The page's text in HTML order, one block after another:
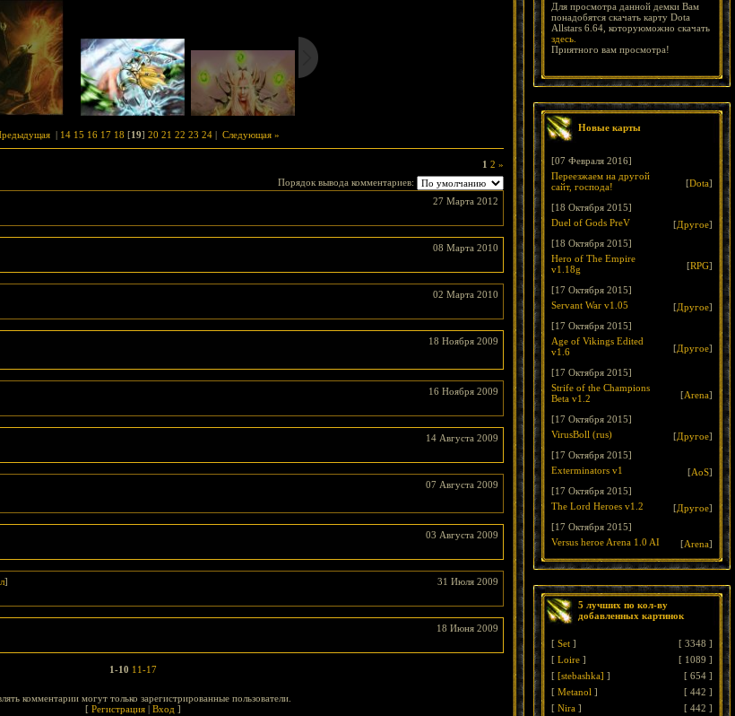
| 14 15 16 17 18 [19] 20 21 22 23 24| Следующая »
1 2 »
Порядок вывода комментариев:
27 Марта 2012
08 Марта 2010
02 Марта 2010
18 Ноября 2009
16 Ноября 2009
14 Августа 2009
07 Августа 2009
03 Августа 2009
31 Июля 2009
]
18 Июня 2009
1-10 11-17
комментарии могут только зарегистрированные пользователи.
[ Регистрация| Вход ]
Для просмотра данной демки Вам
понадобятся скачать карту Dota
Allstars 6.64, которуюможно скачать
здесь.
Приятного вам просмотра!
Новые карты
[07 Февраля 2016]
Переезжаем на другой
сайт, господа!
[Dota]
[18 Октября 2015]
Duel of Gods PreV
[Другое]
[18 Октября 2015]
Hero of The Empire
v1.18g
[RPG]
[17 Октября 2015]
Servant War v1.05
[Другое]
[17 Октября 2015]
Age of Vikings Edited
v1.6
[Другое]
[17 Октября 2015]
Strife of the Champions
Beta v1.2
[Arena]
[17 Октября 2015]
VirusBoll (rus)
[Другое]
[17 Октября 2015]
Exterminators v1
[AoS]
[17 Октября 2015]
The Lord Heroes v1.2
[Другое]
[17 Октября 2015]
Versus heroe Arena 1.0 AI
[Arena]
5 лучших по кол-ву
добавленных картинок
[ Set ] [ 3348 ]
[ Loire ] [ 1089 ]
[ [stebashka] ] [ 654 ]
[ Metanol ] [ 442 ]
[ Nira ] [ 442 ]